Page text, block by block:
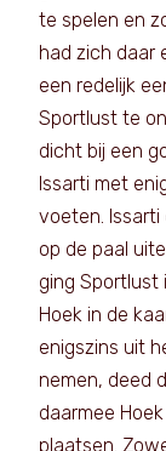
te spelen en
had zich daar
een redelijk
Sportlust te
dicht bij een
Issarti met
voeten.
op de paal
ging Sportlust
Hoek in de
enigszins uit
nemen, deed
daarmee
plaatsen.